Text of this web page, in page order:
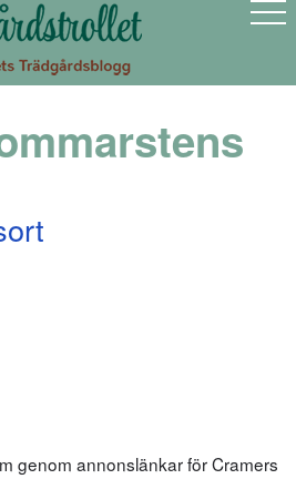
genom annonslänkar för Cramers